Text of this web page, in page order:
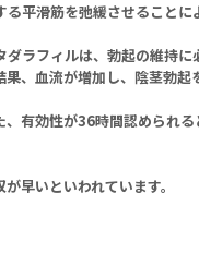
平滑筋を弛緩させること
ラフィルは、勃起の維持
、血流が増加し、陰茎勃起
有効性が36時間認められ
早いといわれています。